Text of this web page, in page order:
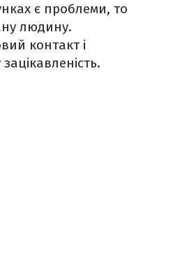
є проблеми, то
людину.
контакт і